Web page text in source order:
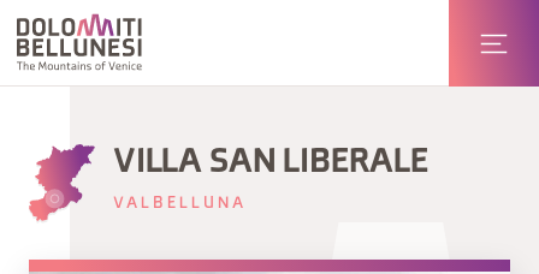
VILLA SAN LIBERALE
VALBELLUNA